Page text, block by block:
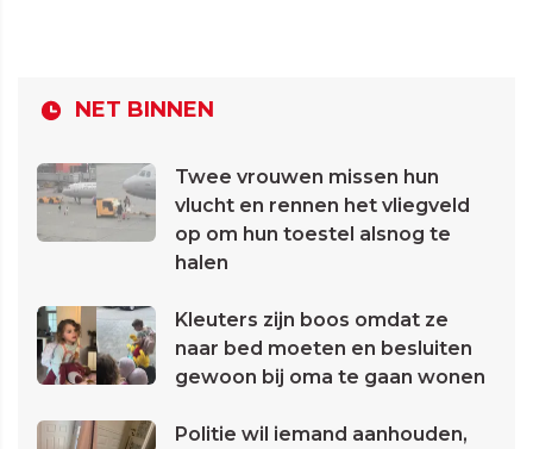
NET BINNEN
Twee vrouwen missen hun
vlucht en rennen het vliegveld
op om hun toestel alsnog te
halen
Kleuters zijn boos omdat ze
naar bed moeten en besluiten
gewoon bij oma te gaan wonen
Politie wil iemand aanhouden,